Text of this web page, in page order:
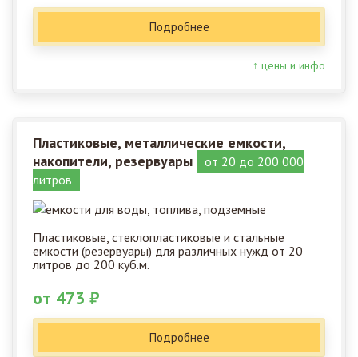
Подробнее
↑ цены и инфо
Пластиковые, металлические емкости,
накопители, резервуары
от 20 до 200 000
литров
Пластиковые, стеклопластиковые и стальные
емкости (резервуары) для различных нужд от 20
литров до 200 куб.м.
от 473 ₽
Подробнее